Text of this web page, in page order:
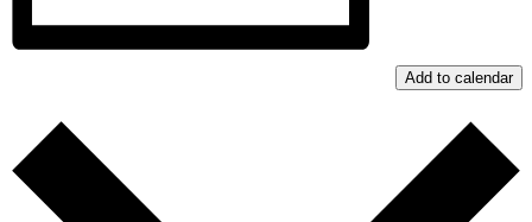
Add to calendar